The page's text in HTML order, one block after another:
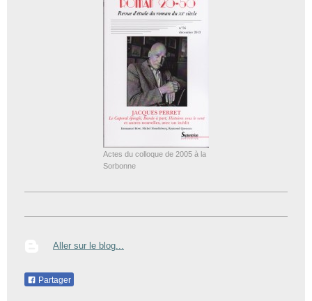
Actes du colloque de 2005 à la
Sorbonne
Aller sur le blog...
Partager